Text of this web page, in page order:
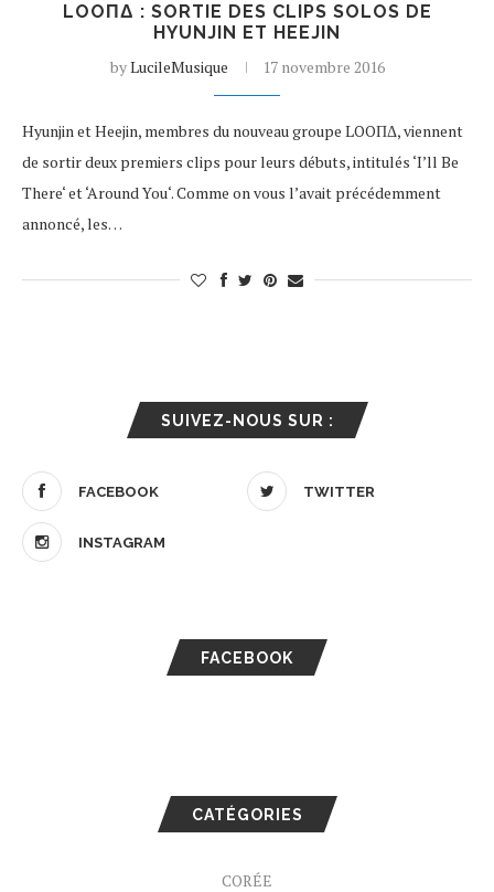
LOOΠΔ : SORTIE DES CLIPS SOLOS DE
HYUNJIN ET HEEJIN
byLucileMusique 17 novembre 2016
Hyunjin et Heejin, membres du nouveau groupe LOOΠΔ, viennent
de sortir deux premiers clips pour leurs débuts, intitulés ‘I’ll Be
There‘ et ‘Around You‘. Comme on vous l’avait précédemment
annoncé, les…
SUIVEZ-NOUS SUR :
FACEBOOK TWITTER
INSTAGRAM
FACEBOOK
CATÉGORIES
CORÉE